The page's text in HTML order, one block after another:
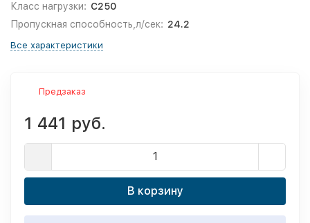
Класс нагрузки: С250
Пропускная способность,л/сек: 24.2
Все характеристики
Предзаказ
1 441 руб.
В корзину